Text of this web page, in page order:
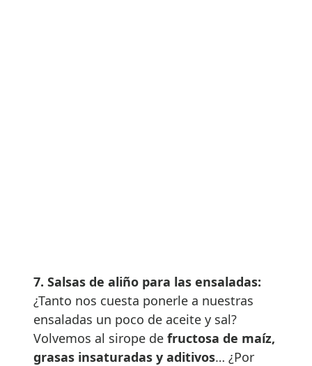
7. Salsas de aliño para las ensaladas:
¿Tanto nos cuesta ponerle a nuestras
ensaladas un poco de aceite y sal?
Volvemos al sirope de fructosa de maíz,
grasas insaturadas y aditivos… ¿Por